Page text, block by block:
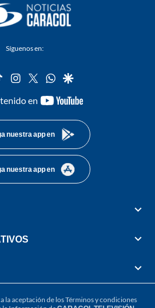
Síguenos en:
tiktok instagram
twitterwhatsapp
google
en
youtube-
nuestra app en
nuestra app en
la aceptación de losTérminos y condiciones